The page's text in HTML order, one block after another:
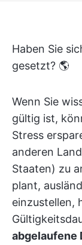
Haben Sie
gesetzt? 🌎
Wenn Sie
gültig ist,
Stress
anderen
Staaten) zu
plant,
einzustellen,
abgelaufene